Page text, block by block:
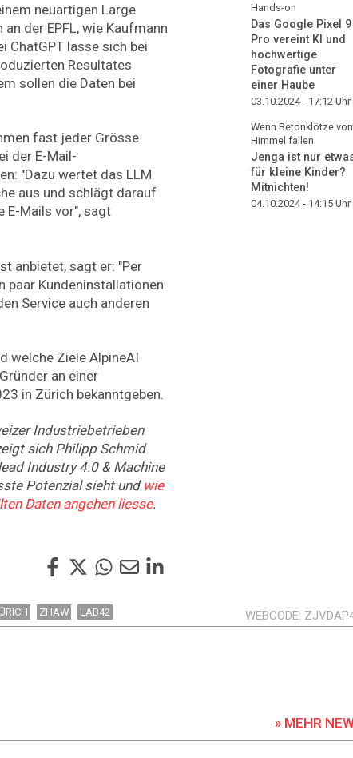
neuartigen Large
der EPFL, wie Kaufmann
ChatGPT lasse sich bei
Resultates
sollen die Daten bei
fast jeder Grösse
der E-Mail-
"Dazu wertet das LLM
aus und schlägt darauf
E-Mails vor", sagt
anbietet, sagt er: "Per
Kundeninstallationen.
Service auch anderen
welche Ziele AlpineAI
an einer
in Zürich bekanntgeben.
Industriebetrieben
sich Philipp Schmid
Industry 4.0 & Machine
Potenzial sieht undwie
Daten angehen liesse.
Hands-on
Das Google Pixel 9
Pro vereint KI und
hochwertige
Fotografie unter
einer Haube
03.10.2024 - 17:12 Uhr
Wenn Betonklötze
Himmel fallen
Jenga ist nur
für kleine Kinder?
Mitnichten!
04.10.2024 - 14:15 Uhr
ZHAW LAB42 WEBCODE
» MEHR